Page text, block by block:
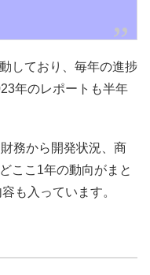
しており、毎年の進捗
年のレポートも半年
務から開発状況、商
ここ1年の動向がまと
も入っています。